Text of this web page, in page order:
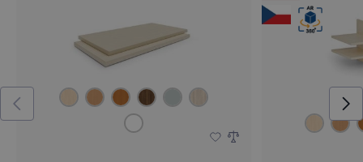
kancelářského nábytku přímo z výroby B2B Partner
a zároveň i klasika, která nikdy neomrzí. Pro kolekci
PRIMO WOOD je charakteristické provedení všech
prvků v dřevěných tónech. Celodřevěný design
jednotlivých prvků prostupující celou kolekcí
působí v kanceláři
nejen jednotným,
uceleným